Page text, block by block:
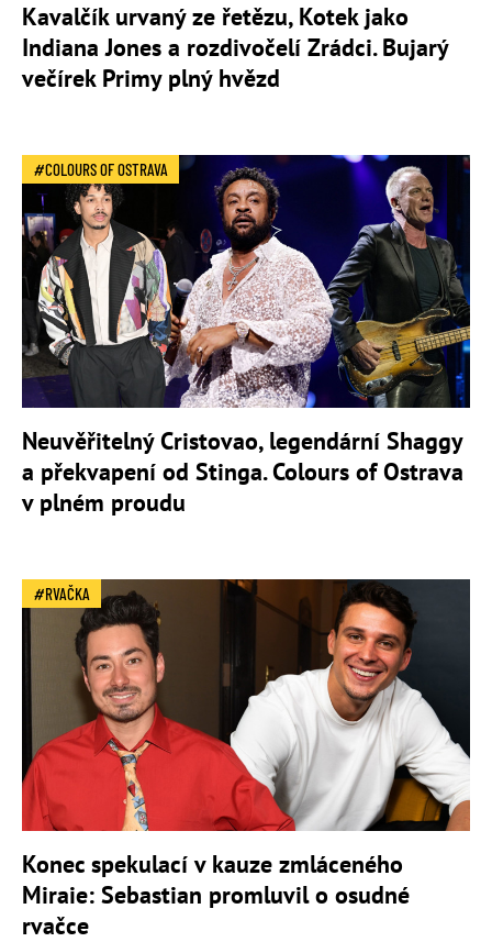
Kavalčík urvaný ze řetězu, Kotek jako
Indiana Jones a rozdivočelí Zrádci. Bujarý
večírek Primy plný hvězd
COLOURS OF OSTRAVA
Neuvěřitelný Cristovao, legendární Shaggy
a překvapení od Stinga. Colours of Ostrava
v plném proudu
RVAČKA
Konec spekulací v kauze zmláceného
Miraie: Sebastian promluvil o osudné
rvačce